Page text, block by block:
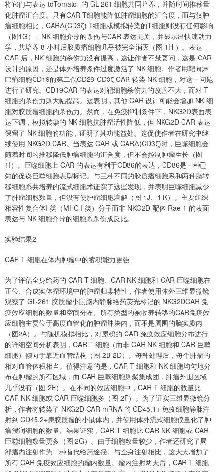
将它们与表达 tdTomato- 的 GL-261 细胞共同培养，并随时间推移量
化肿瘤汇合度。只有CAR T细胞能降低肿瘤细胞的汇合度，而与仅肿
瘤细胞相比，CARΔ(CD3ζ) T细胞或模拟转染的T细胞则没有任何影响
（图1G）。NK 细胞介导的杀伤与CAR 表达无关，并显示出快速动力
学，共培养 8 小时后胶质瘤细胞几乎被完全消灭（图 1H ）。表达
CAR 后，NK 细胞的杀伤力没有提高，这让作者不禁要问，这是 CAR
设计的原因，还是体外培养条件过度激活了 NK 细胞。作者用靶向淋
巴瘤细胞CD19的第二代CD28-CD3ζ CAR 转染 NK 细胞，对这一问题
进行了研究。CD19CAR 的表达对靶细胞杀伤力的改善不大，而对 T
细胞的杀伤力则大幅提高。这表明，其他 CAR 设计可能会增加 NK 细
胞对胶质瘤细胞的杀伤力。然而，在免疫抑制条件下，NKG2D表面表
达下调，模拟转染的 NK 细胞抗肿瘤活性降低，但 NKG2D CAR 表达
保留了 NK 细胞的功能，证明了其功能益处。这促使作者在研究中继
续使用 NKG2D CAR。当表达 CAR 或 CARΔ(CD3ζ)时，巨噬细胞会
随着时间的推移降低肿瘤细胞的汇合度，但不会控制肿瘤生长（图
1I）。巨噬细胞上 CAR 的表达有利于CD86的表达，CD86是一种已
知的促炎巨噬细胞表型标记。与三种不同的胶质瘤细胞系和两种脑转
移细胞系共培养的流式细胞术证实了这些发现，并表明巨噬细胞减少
了肿瘤细胞数量，但没有使肿瘤细胞溶解（图 1J、1 K）。主要组织
相容性复合体I 类（MHC I 类）分子而非 NKG2D 配体 Rae-1 的表面
表达与 NK 细胞介导的细胞系杀伤成反比。
实验结果2
CAR T 细胞在体内肿瘤中的蓄积能力更强
为了评估全身给药的 CAR T 细胞、CAR NK 细胞和 CAR 巨噬细胞在
正位、合成实体瘤环境中的肿瘤归巢特性，作者使用体外三维显微镜
观察了 GL-261 胶质瘤小鼠脑内静脉给药荧光标记的 NKG2DCAR 免
疫效应细胞的数量和空间分布。所有类型的被收养转移的CAR免疫效
应细胞主要位于高度血管化的肿瘤肿块内，而不是周围的脑实质内
（图2A）。与随机模拟相比，对累积的 CAR 免疫效应细胞分布进行
的详细空间分析表明，CAR T 细胞（而非 CAR NK 细胞和 CAR 巨噬
细胞）倾向于靠近血管结构（图 2B-2D）。每种处理后，每个肿瘤的
相对血管体积相当。值得注意的是，CAR T 细胞和 NK 细胞均匀地分
布在肿瘤的所有区域，而 CAR 巨噬细胞则聚集成团，肿瘤外围区域
几乎没有（图 2E）。在不同的效应细胞中，CAR T 细胞的数量比
CAR NK 细胞或 CAR 巨噬细胞多（图 2F）。为了证实三维显微镜分
析，作者将转染了 NKG2D CAR mRNA 的 CD45.1+ 免疫细胞静脉注
射到 CD45.2+患胶质瘤的小鼠体内，并使用体外流式细胞仪量化了肿
瘤浸润细胞的数量。结果证实，CAR T 细胞比 CAR NK 细胞或 CAR
巨噬细胞数量更多（图 2G）。由于细胞数量较少，作者还研究了局
部瘤内注射作为一种替代给药途径。与全身注射相比，这大大增加了
所有 CAR 免疫效应细胞的瘤内数量。瘤内注射两天后，CAR T 细胞